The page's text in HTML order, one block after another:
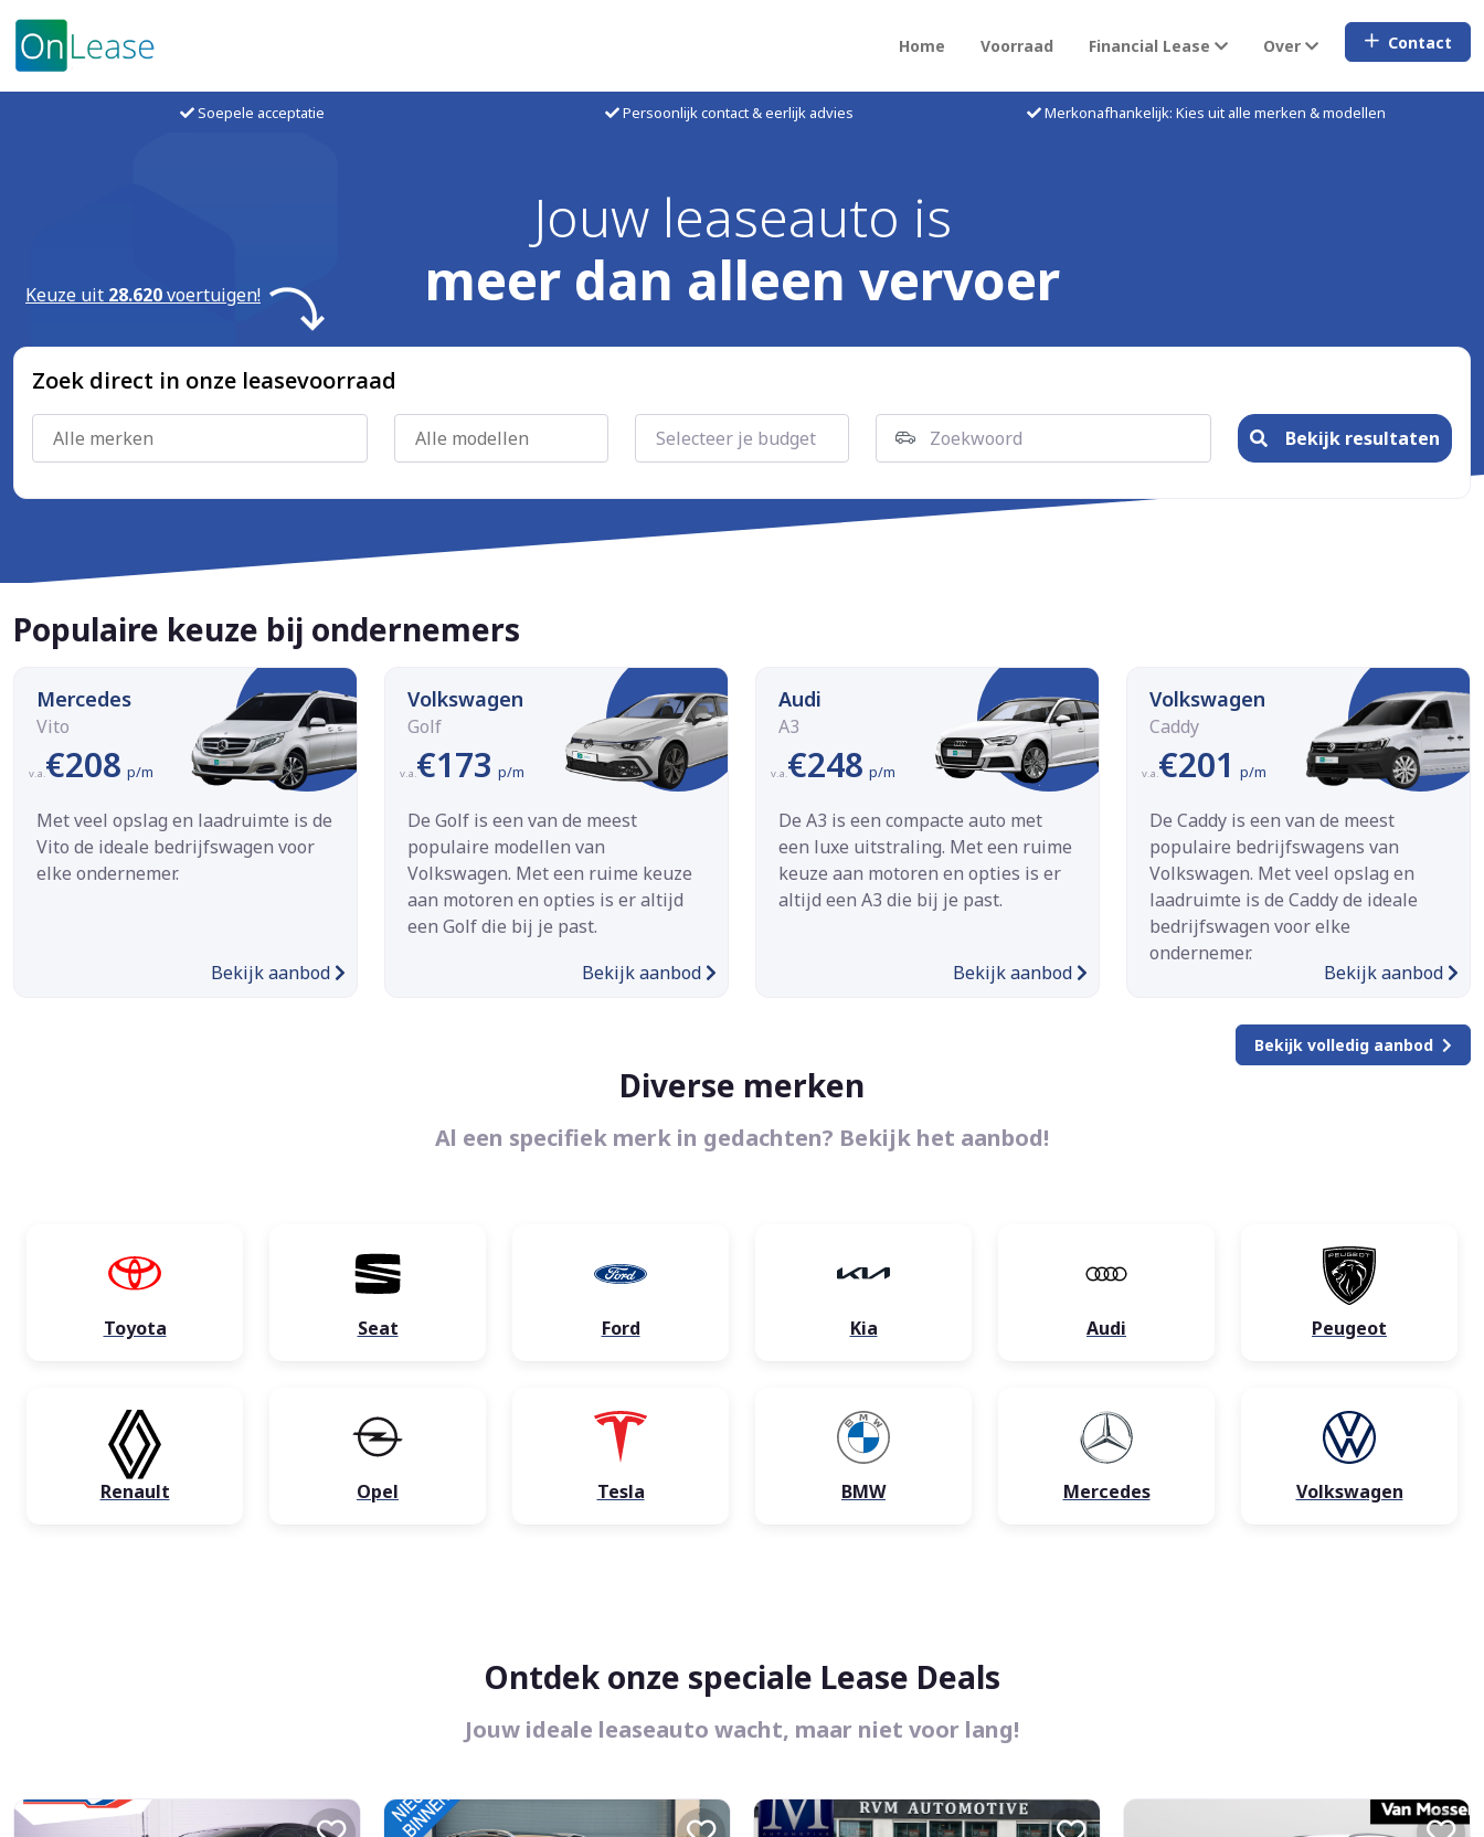
Home Voorraad Financial Lease Over Contact
Soepele acceptatie Persoonlijk contact & eerlijk advies Merkonafhankelijk: Kies uit alle merken & modellen
Jouw leaseauto is
meer dan alleen vervoer
Keuze uit 28.620voertuigen!
Zoek direct in onze leasevoorraad
Bekijk resultaten
Populaire keuze bij ondernemers
Mercedes
Vito
v.a.€208 p/m
Met veel opslag en laadruimte is de
Vito de ideale bedrijfswagen voor
elke ondernemer.
Bekijk aanbod
Volkswagen
Golf
v.a.€173 p/m
De Golf is een van de meest
populaire modellen van
Volkswagen. Met een ruime keuze
aan motoren en opties is er altijd
een Golf die bij je past.
Bekijk aanbod
Audi
A3
v.a.€248 p/m
De A3 is een compacte auto met
een luxe uitstraling. Met een ruime
keuze aan motoren en opties is er
altijd een A3 die bij je past.
Bekijk aanbod
Volkswagen
Caddy
v.a.€201 p/m
De Caddy is een van de meest
populaire bedrijfswagens van
Volkswagen. Met veel opslag en
laadruimte is de Caddy de ideale
bedrijfswagen voor elke
ondernemer.
Bekijk aanbod
Bekijk volledig aanbod
Diverse merken
Al een specifiek merk in gedachten? Bekijk het aanbod!
Toyota Seat Ford Kia Audi Peugeot
Renault Opel Tesla BMW Mercedes Volkswagen
Ontdek onze speciale Lease Deals
Jouw ideale leaseauto wacht, maar niet voor lang!